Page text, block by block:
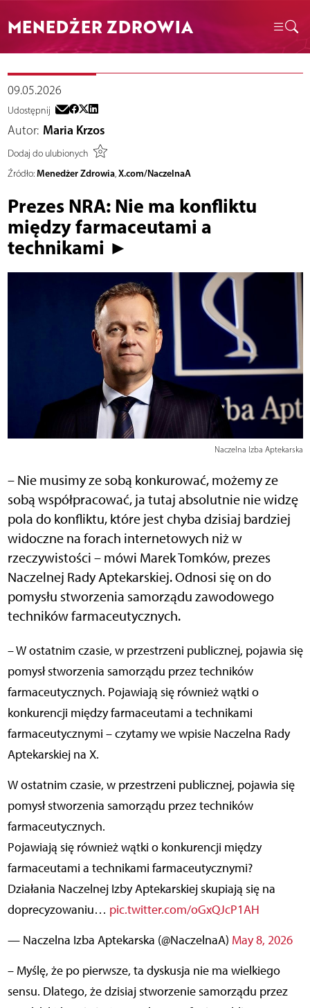
MENEDŻER ZDROWIA
09.05.2026
Udostępnij
Autor: Maria Krzos
Dodaj do ulubionych
Źródło: Menedżer Zdrowia,X.com/NaczelnaA
Prezes NRA: Nie ma konfliktu
między farmaceutami a
technikami ►
Naczelna Izba Aptekarska
– Nie musimy ze sobą konkurować, możemy ze
sobą współpracować, ja tutaj absolutnie nie widzę
pola do konfliktu, które jest chyba dzisiaj bardziej
widoczne na forach internetowych niż w
rzeczywistości – mówi Marek Tomków, prezes
Naczelnej Rady Aptekarskiej. Odnosi się on do
pomysłu stworzenia samorządu zawodowego
techników farmaceutycznych.
– W ostatnim czasie, w przestrzeni publicznej, pojawia się
pomysł stworzenia samorządu przez techników
farmaceutycznych. Pojawiają się również wątki o
konkurencji między farmaceutami a technikami
farmaceutycznymi – czytamy we wpisie Naczelna Rady
Aptekarskiej na X.
W ostatnim czasie, w przestrzeni publicznej, pojawia się
pomysł stworzenia samorządu przez techników
farmaceutycznych.
Pojawiają się również wątki o konkurencji między
farmaceutami a technikami farmaceutycznymi?
Działania Naczelnej Izby Aptekarskiej skupiają się na
doprecyzowaniu… pic.twitter.com/oGxQJcP1AH
— Naczelna Izba Aptekarska (@NaczelnaA) May 8, 2026
– Myślę, że po pierwsze, ta dyskusja nie ma wielkiego
sensu. Dlatego, że dzisiaj stworzenie samorządu przez